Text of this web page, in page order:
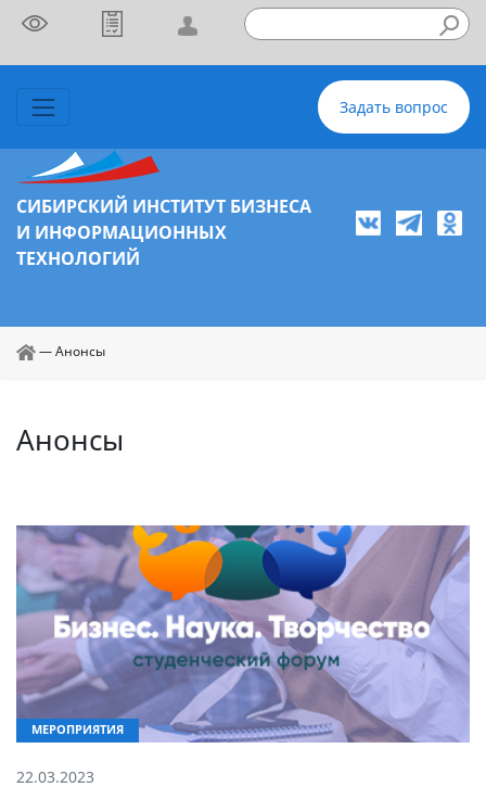
Задать вопрос
СИБИРСКИЙ ИНСТИТУТ БИЗНЕСА
И ИНФОРМАЦИОННЫХ
ТЕХНОЛОГИЙ
—Анонсы
Анонсы
МЕРОПРИЯТИЯ
22.03.2023